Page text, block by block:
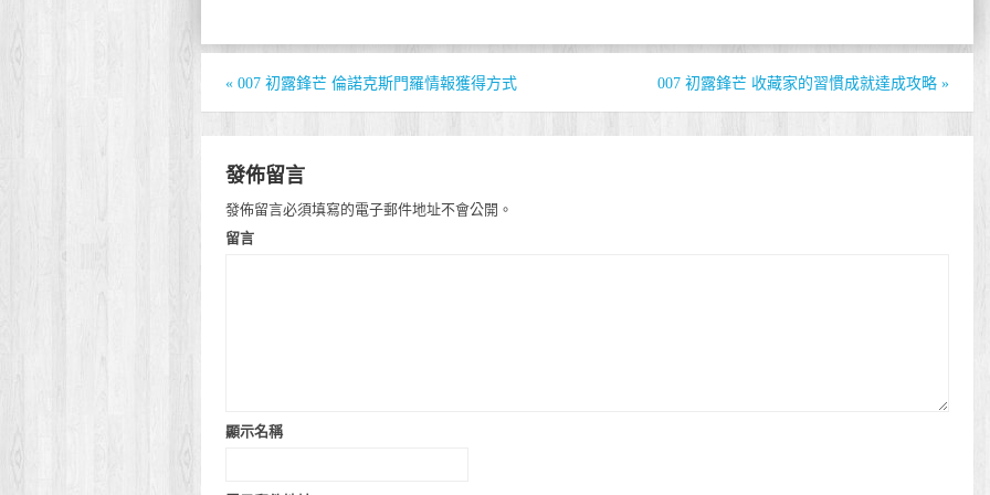
«007 初露鋒芒 倫諾克斯門羅情報獲得方式 007 初露鋒芒 收藏家的習慣成就達成攻略 »
發佈留言
發佈留言必須填寫的電子郵件地址不會公開。
留言
顯示名稱